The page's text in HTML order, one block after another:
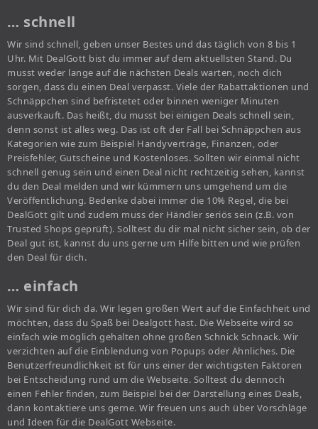
… schnell
Wir sind schnell, geben unser Bestes und das täglich von 8 bis 1
Uhr. Mit DealGott bist du immer auf dem aktuellsten Stand. Du
musst weder lange auf die nächsten Deals warten, noch dich
sorgen, dass du einen Deal verpasst. Viele der Rabattaktionen und
Schnäppchen sind befristetet oder binnen weniger Minuten
ausverkauft. Das heißt, du musst bei einigen Deals schnell sein,
denn sonst ist alles weg. Das ist oft der Fall bei Schnäppchen aus
Kategorien wie zum Beispiel Handyverträge, Finanzen, oder
Preisfehler, Gutscheine und Kostenloses. Sollten wir einmal nicht
schnell genug sein und einen Deal nicht rechtzeitig sehen, kannst
du den Deal melden und wir kümmern uns umgehend um die
Veröffentlichung. Bedenke dabei immer die 10% Regel, die bei
DealGott gilt und zudem muss der Händler seriös sein (z.B. von
Trusted Shops geprüft). Solltest du dir mal nicht sicher sein, ob der
Deal gut ist, kannst du uns gerne um Hilfe bitten und wie prüfen
den Deal für dich.
… einfach
Wir sind für dich da. Wir legen großen Wert auf die Einfachheit und
möchten, dass du Spaß bei Dealgott hast. Die Webseite wird so
einfach wie möglich gehalten ohne großen Schnick Schnack. Wir
verzichten auf die Einblendung von Popups oder Ähnliches. Die
Benutzerfreundlichkeit ist für uns einer der wichtigsten Faktoren
bei Entscheidung rund um die Webseite. Solltest du dennoch
einen Fehler finden, zum Beispiel bei der Darstellung eines Deals,
dann kontaktiere uns gerne. Wir freuen uns auch über Vorschläge
und Ideen für die DealGott Webseite.